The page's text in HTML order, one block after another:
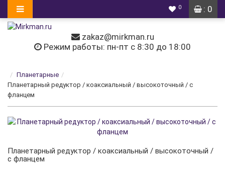
: 0
0
zakaz@mirkman.ru
Режим работы: пн-пт с 8:30 до 18:00
Планетарные
Планетарный редуктор / коаксиальный / высокоточный / с
фланцем
Планетарный редуктор / коаксиальный / высокоточный /
с фланцем